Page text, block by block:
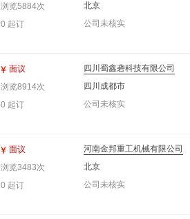
浏览5884次
0 起订
北京
公司未核实
面议
浏览8914次
0 起订
四川蜀鑫砻科技有限公司
四川成都市
公司未核实
面议
浏览3483次
0 起订
河南金邦重工机械有限公司
北京
公司未核实